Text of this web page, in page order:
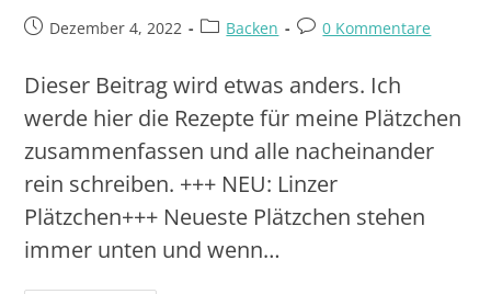
Dezember 4, 2022 Backen 0 Kommentare
Dieser Beitrag wird etwas anders. Ich
werde hier die Rezepte für meine Plätzchen
zusammenfassen und alle nacheinander
rein schreiben. +++ NEU: Linzer
Plätzchen+++ Neueste Plätzchen stehen
immer unten und wenn…